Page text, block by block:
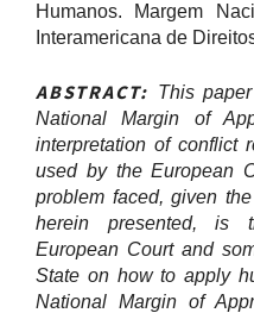
Humanos. Margem
Interamericana de
ABSTRACT: This
National Margin of
interpretation of conflict
used by the European
problem faced, given
herein presented, is
European Court and
State on how to apply
National Margin of